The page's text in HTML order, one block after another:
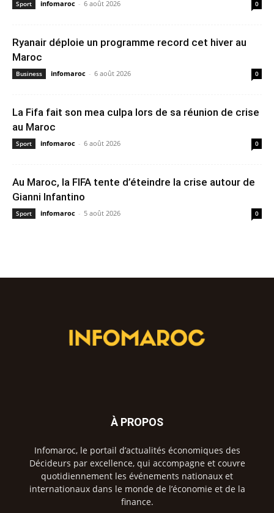
Sport infomaroc - 6 août 2026 0
Ryanair déploie un programme record cet hiver au
Maroc
Business infomaroc - 6 août 2026 0
La Fifa fait son mea culpa lors de sa réunion de crise
au Maroc
Sport infomaroc - 6 août 2026 0
Au Maroc, la FIFA tente d’éteindre la crise autour de
Gianni Infantino
Sport infomaroc - 5 août 2026 0
À PROPOS
Infomaroc, le portail d’actualités économiques des
Décideurs par excellence, qui accompagne et couvre
quotidiennement les événements nationaux et
internationaux dans le monde de l’économie et de la
finance.